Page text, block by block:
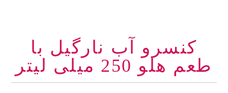
کنسرو آب نارگیل با
طعم هلو 250 میلی لیتر